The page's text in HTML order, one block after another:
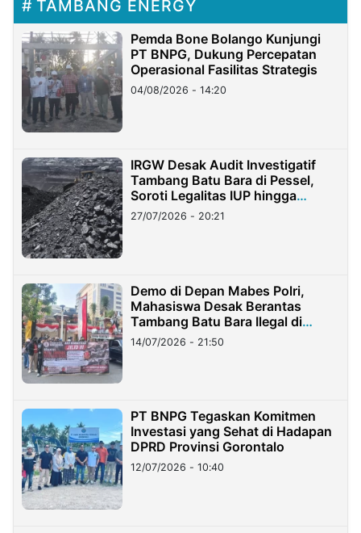
TAMBANG ENERGY
Pemda Bone Bolango Kunjungi
PT BNPG, Dukung Percepatan
Operasional Fasilitas Strategis
04/08/2026 - 14:20
IRGW Desak Audit Investigatif
Tambang Batu Bara di Pessel,
Soroti Legalitas IUP hingga
Stockpile
27/07/2026 - 20:21
Demo di Depan Mabes Polri,
Mahasiswa Desak Berantas
Tambang Batu Bara Ilegal di
Lampung
14/07/2026 - 21:50
PT BNPG Tegaskan Komitmen
Investasi yang Sehat di Hadapan
DPRD Provinsi Gorontalo
12/07/2026 - 10:40